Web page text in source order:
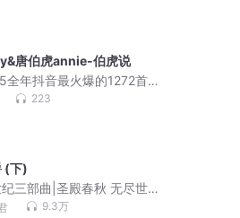
唐伯虎annie-伯虎说
全年抖音最火爆的1272首网
曲 223
(下)
三部曲|圣殿春秋 无尽世界
言亮解读版
9.3万